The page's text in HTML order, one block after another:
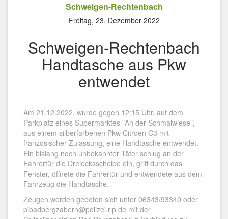
Schweigen-Rechtenbach
Freitag, 23. Dezember 2022
Schweigen-Rechtenbach
Handtasche aus Pkw
entwendet
Am 21.12.2022, wurde gegen 12:15 Uhr, auf dem
Parkplatz eines Supermarktes "An der Schmalwiese",
aus einem silberfarbenen Pkw Citroen C3 mit
französischer Zulassung, eine Handtasche entwendet.
Ein bislang noch unbekannter Täter schlug an der
Fahrertür die Dreiecksscheibe ein, griff durch das
Fenster, öffnete die Fahrertür und entwendete aus dem
Fahrzeug die Handtasche.
Zeugen werden gebeten sich unter 06343/93340 oder
pibadbergzabern@polizei.rlp.de mit der